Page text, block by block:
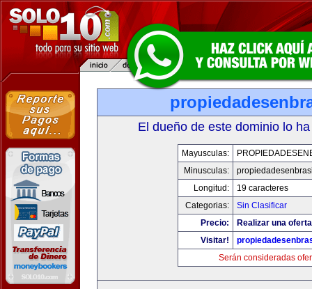
El dueño de este dominio lo
Mayusculas:
Minusculas:
Longitud:
19 caracteres
Categorias:
Sin Clasificar
Precio:
Realizar una
Visitar!
Serán consideradas